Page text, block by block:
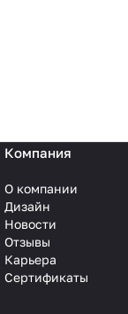
Компания
О компании
Дизайн
Новости
Отзывы
Карьера
Сертификаты